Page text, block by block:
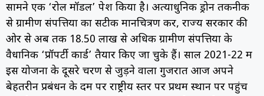
सामने एक ‘रोल मॉडल’ पेश किया है। अत्याधुनिक ड्रोन तकनीक
से ग्रामीण संपत्तियों का सटीक मानचित्रण कर, राज्य सरकार की
ओर से अब तक 18.50 लाख से अधिक ग्रामीण संपत्तियों के
वैधानिक ‘प्रॉपर्टी कार्ड’ तैयार किए जा चुके हैं। साल 2021-22 में
इस योजना के दूसरे चरण से जुड़ने वाला गुजरात आज अपने
बेहतरीन प्रबंधन के दम पर राष्ट्रीय स्तर पर प्रथम स्थान पर पहुंच